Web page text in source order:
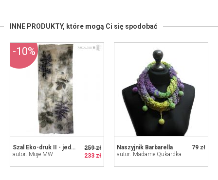
INNE PRODUKTY, które mogą Ci się spodobać
259 zł
233 zł
Szal Eko-druk II - jedwab
autor: Moje MW
-10%
79 zł
Naszyjnik Barbarella
autor: Madame Qukardka